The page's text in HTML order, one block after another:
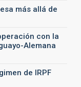
más allá de
con la
Alemana
de IRPF